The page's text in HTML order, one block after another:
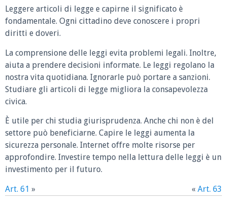
Leggere articoli di legge e capirne il significato è
fondamentale. Ogni cittadino deve conoscere i propri
diritti e doveri.
La comprensione delle leggi evita problemi legali. Inoltre,
aiuta a prendere decisioni informate. Le leggi regolano la
nostra vita quotidiana. Ignorarle può portare a sanzioni.
Studiare gli articoli di legge migliora la consapevolezza
civica.
È utile per chi studia giurisprudenza. Anche chi non è del
settore può beneficiarne. Capire le leggi aumenta la
sicurezza personale. Internet offre molte risorse per
approfondire. Investire tempo nella lettura delle leggi è un
investimento per il futuro.
Art. 61 » « Art. 63